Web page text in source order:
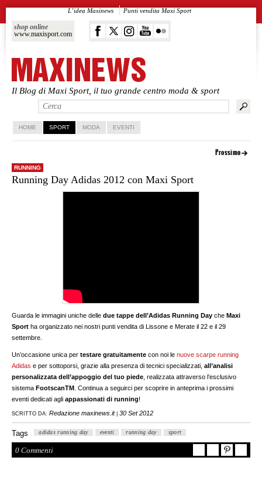
Il Blog di Maxi Sport, il tuo grande centro moda & sport
shop online
www.maxisport.com
L’idea Maxinews Punti vendita Maxi Sport
Vai al contenuto principale
Vai al contenuto secondario
HOME SPORT MODA EVENTI
Prossimo
RUNNING
Running Day Adidas 2012 con Maxi Sport
Guarda le immagini uniche delledue tappe dell’Adidas Running Day cheMaxi
Sport ha organizzato nei nostri punti vendita di Lissone e Merate il 22 e il 29
settembre.
Un’occasione unica pertestare gratuitamentecon noi lenuove scarpe running
Adidas e per sottoporsi, grazie alla presenza di tecnici specializzati, all’analisi
personalizzata dell’appoggio del tuo piede , realizzata attraverso l’esclusivo
sistema FootscanTM . Continua a seguirci per scoprire in anteprima i prossimi
eventi dedicati agliappassionati di running!
SCRITTO DA: Redazione maxinews.it 30 Set 2012
Tags adidas running day eventi running day sport
0 Commenti